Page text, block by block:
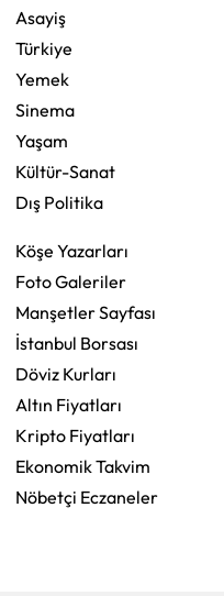
Asayiş
Türkiye
Yemek
Sinema
Yaşam
Kültür-Sanat
Dış Politika
Köşe Yazarları
Foto Galeriler
Manşetler Sayfası
İstanbul Borsası
Döviz Kurları
Altın Fiyatları
Kripto Fiyatları
Ekonomik Takvim
Nöbetçi Eczaneler